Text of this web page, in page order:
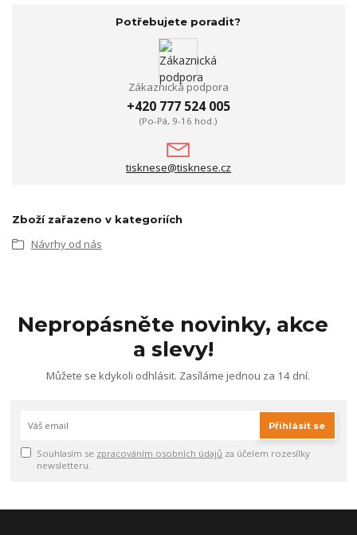
Potřebujete poradit?
Zákaznická podpora
+420 777 524 005
(Po-Pá, 9-16 hod.)
tisknese@tisknese.cz
Zboží zařazeno v kategoriích
Návrhy od nás
Nepropásněte novinky, akce
a slevy!
Můžete se kdykoli odhlásit. Zasíláme jednou za 14 dní.
Přihlásit se
Souhlasím se zpracováním osobních údajů za účelem rozesílky
newsletteru.